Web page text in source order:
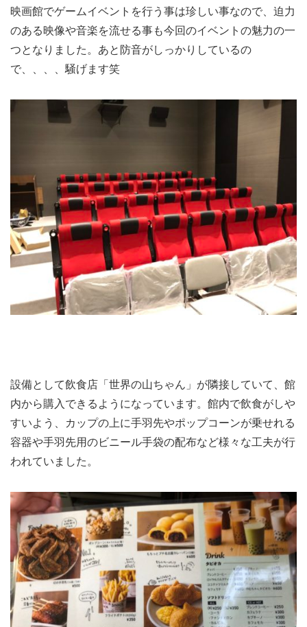
映画館でゲームイベントを行う事は珍しい事なので、迫力
のある映像や音楽を流せる事も今回のイベントの魅力の一
つとなりました。あと防音がしっかりしているの
で、、、、騒げます笑
設備として飲食店「世界の山ちゃん」が隣接していて、館
内から購入できるようになっています。館内で飲食がしや
すいよう、カップの上に手羽先やポップコーンが乗せれる
容器や手羽先用のビニール手袋の配布など様々な工夫が行
われていました。